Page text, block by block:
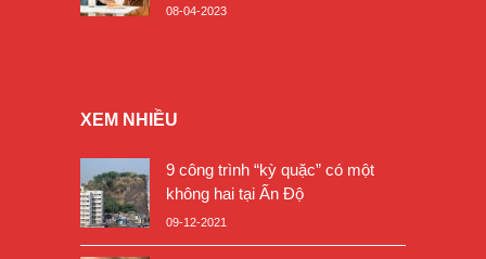
08-04-2023
XEM NHIỀU
9 công trình “kỳ quặc” có một
không hai tại Ấn Độ
09-12-2021